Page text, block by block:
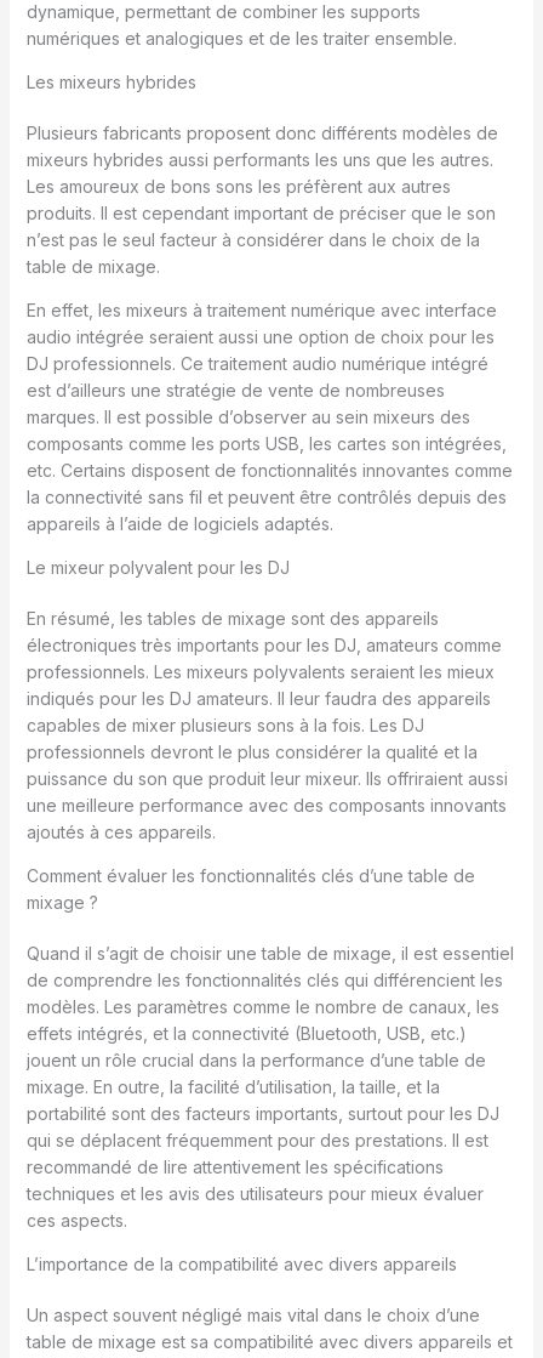
dynamique, permettant de combiner les supports
numériques et analogiques et de les traiter ensemble.
Les mixeurs hybrides
Plusieurs fabricants proposent donc différents modèles de
mixeurs hybrides aussi performants les uns que les autres.
Les amoureux de bons sons les préfèrent aux autres
produits. Il est cependant important de préciser que le son
n’est pas le seul facteur à considérer dans le choix de la
table de mixage.
En effet, les mixeurs à traitement numérique avec interface
audio intégrée seraient aussi une option de choix pour les
DJ professionnels. Ce traitement audio numérique intégré
est d’ailleurs une stratégie de vente de nombreuses
marques. Il est possible d’observer au sein mixeurs des
composants comme les ports USB, les cartes son intégrées,
etc. Certains disposent de fonctionnalités innovantes comme
la connectivité sans fil et peuvent être contrôlés depuis des
appareils à l’aide de logiciels adaptés.
Le mixeur polyvalent pour les DJ
En résumé, les tables de mixage sont des appareils
électroniques très importants pour les DJ, amateurs comme
professionnels. Les mixeurs polyvalents seraient les mieux
indiqués pour les DJ amateurs. Il leur faudra des appareils
capables de mixer plusieurs sons à la fois. Les DJ
professionnels devront le plus considérer la qualité et la
puissance du son que produit leur mixeur. Ils offriraient aussi
une meilleure performance avec des composants innovants
ajoutés à ces appareils.
Comment évaluer les fonctionnalités clés d’une table de
mixage ?
Quand il s’agit de choisir une table de mixage, il est essentiel
de comprendre les fonctionnalités clés qui différencient les
modèles. Les paramètres comme le nombre de canaux, les
effets intégrés, et la connectivité (Bluetooth, USB, etc.)
jouent un rôle crucial dans la performance d’une table de
mixage. En outre, la facilité d’utilisation, la taille, et la
portabilité sont des facteurs importants, surtout pour les DJ
qui se déplacent fréquemment pour des prestations. Il est
recommandé de lire attentivement les spécifications
techniques et les avis des utilisateurs pour mieux évaluer
ces aspects.
L’importance de la compatibilité avec divers appareils
Un aspect souvent négligé mais vital dans le choix d’une
table de mixage est sa compatibilité avec divers appareils et